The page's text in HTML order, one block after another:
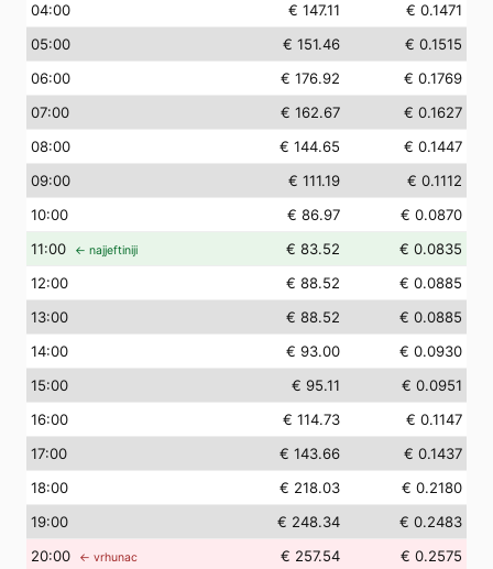
04:00 € 147.11
€ 0.1471
05:00 € 151.46
€ 0.1515
06:00 € 176.92
€ 0.1769
07:00 € 162.67
€ 0.1627
08:00 € 144.65
€ 0.1447
09:00 € 111.19
€ 0.1112
10:00 € 86.97
€ 0.0870
11:00 ← najjeftiniji € 83.52
€ 0.0835
12:00 € 88.52
€ 0.0885
13:00 € 88.52
€ 0.0885
14:00 € 93.00
€ 0.0930
15:00 € 95.11
€ 0.0951
16:00 € 114.73
€ 0.1147
17:00 € 143.66
€ 0.1437
18:00 € 218.03
€ 0.2180
19:00 € 248.34
€ 0.2483
20:00 ← vrhunac € 257.54
€ 0.2575